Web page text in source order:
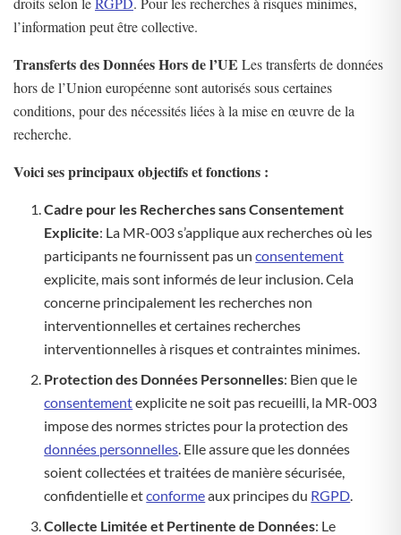
l’information peut être collective.
Transferts des Données Hors de l’UE Les transferts de données
hors de l’Union européenne sont autorisés sous certaines
conditions, pour des nécessités liées à la mise en œuvre de la
recherche.
Voici ses principaux objectifs et fonctions :
Cadre pour les Recherches sans Consentement
Explicite: La MR-003 s’applique aux recherches où les
participants ne fournissent pas unconsentement
explicite, mais sont informés de leur inclusion. Cela
concerne principalement les recherches non
interventionnelles et certaines recherches
interventionnelles à risques et contraintes minimes.
Protection des Données Personnelles: Bien que le
consentementexplicite ne soit pas recueilli, la MR-003
impose des normes strictes pour la protection des
données personnelles . Elle assure que les données
soient collectées et traitées de manière sécurisée,
confidentielle etconformeaux principes du RGPD
Collecte Limitée et Pertinente de Données: Le